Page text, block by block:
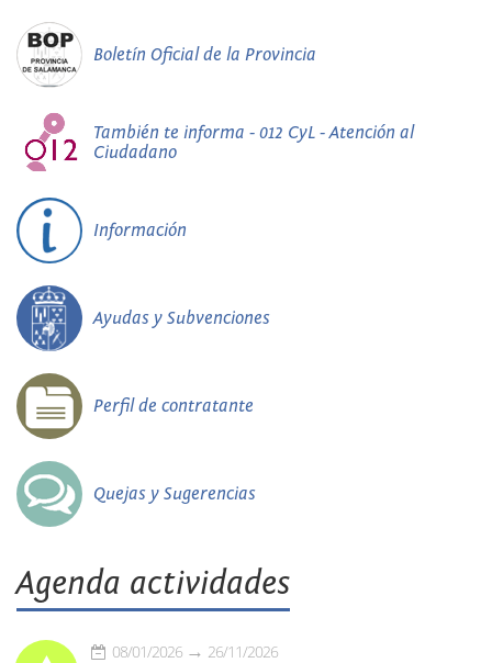
Boletín Oficial de la Provincia
También te informa - 012 CyL - Atención al
Ciudadano
Información
Ayudas y Subvenciones
Perfil de contratante
Quejas y Sugerencias
Agenda actividades
08/01/2026 26/11/2026